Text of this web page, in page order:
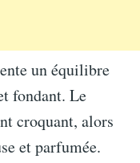
un équilibre
fondant. Le
croquant, alors
et parfumée.